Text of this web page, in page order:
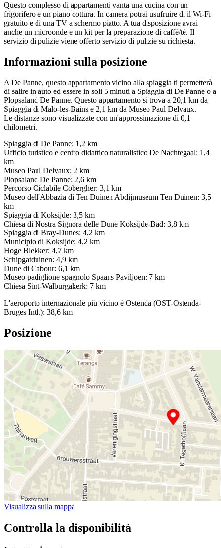
Questo complesso di appartamenti vanta una cucina con un
frigorifero e un piano cottura. In camera potrai usufruire di il Wi-Fi
gratuito e di una TV a schermo piatto. A tua disposizione avrai
anche un microonde e un kit per la preparazione di caffè/tè. Il
servizio di pulizie viene offerto servizio di pulizie su richiesta.
Informazioni sulla posizione
A De Panne, questo appartamento vicino alla spiaggia ti permetterà
di salire in auto ed essere in soli 5 minuti a Spiaggia di De Panne o a
Plopsaland De Panne. Questo appartamento si trova a 20,1 km da
Spiaggia di Malo-les-Bains e 2,1 km da Museo Paul Delvaux.
Le distanze sono visualizzate con un'approssimazione di 0,1
chilometri.
Spiaggia di De Panne: 1,2 km
Ufficio turistico e centro didattico naturalistico De Nachtegaal: 1,4
km
Museo Paul Delvaux: 2 km
Plopsaland De Panne: 2,6 km
Percorso Ciclabile Cobergher: 3,1 km
Museo dell'Abbazia di Ten Duinen Abdijmuseum Ten Duinen: 3,5
km
Spiaggia di Koksijde: 3,5 km
Chiesa di Nostra Signora delle Dune Koksijde-Bad: 3,8 km
Spiaggia di Bray-Dunes: 4,2 km
Municipio di Koksijde: 4,2 km
Hoge Blekker: 4,7 km
Schipgatduinen: 4,9 km
Dune di Cabour: 6,1 km
Museo padiglione spagnolo Spaans Paviljoen: 7 km
Chiesa Sint-Walburgakerk: 7 km
L'aeroporto internazionale più vicino è Ostenda (OST-Ostenda-
Bruges Intl.): 38,6 km
Posizione
Visualizza sulla mappa
Controlla la disponibilità